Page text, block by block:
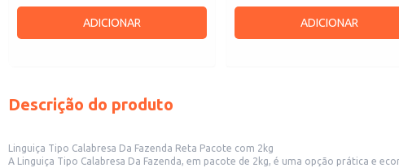
ADICIONAR ADICIONAR
Descrição do produto
Linguiça Tipo Calabresa Da Fazenda Reta Pacote com 2kg
A Linguiça Tipo Calabresa Da Fazenda, em pacote de 2kg, é uma opção prática e